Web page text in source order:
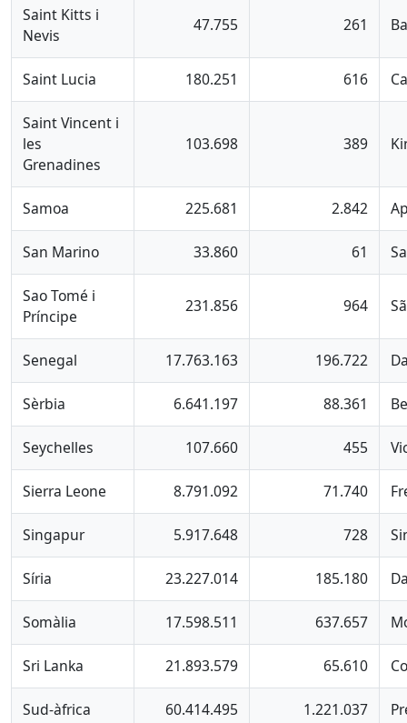
Saint Kitts i
Nevis
47.755 261
Saint Lucia 180.251 616
Saint Vincent i
les
Grenadines
103.698 389
Samoa 225.681 2.842
San Marino 33.860 61
Sao Tomé i
Príncipe
231.856 964
Senegal 17.763.163 196.722
Sèrbia 6.641.197 88.361
Seychelles 107.660 455
Sierra Leone 8.791.092 71.740
Singapur 5.917.648 728
Síria 23.227.014 185.180
Somàlia 17.598.511 637.657
Sri Lanka 21.893.579 65.610
Sud-àfrica 60.414.495 1.221.037